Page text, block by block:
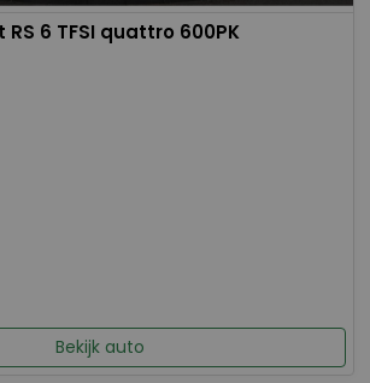
6 TFSI quattro 600PK
Bekijk auto